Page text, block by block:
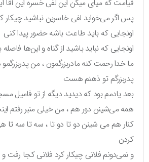
قیامت که میای میگن این لفی خسره این آقا
پس اگر می‌خواید لفی خاسرین نباشید چیکار
اونجایی که باید طاعت باشه حضور پیدا کنی
اونجایی که نباید باشید از گناه و این‌ها فاصله
ما خدا رحمت کنه مادربزرگمون ، من پدربزرگمو
پدربزرگم تو ذهنم هست
بعد یادمم بود که دیدید دیگه از تو فامیل مسجد
همه می‌شینن دور هم ، من خیلی منبر رفتم
کنار هم می شینن دو تا دو تا ، سه تا سه تا
کردن
و نمی‌دونم فلانی چیکار کرد فلانی کجا رفت و